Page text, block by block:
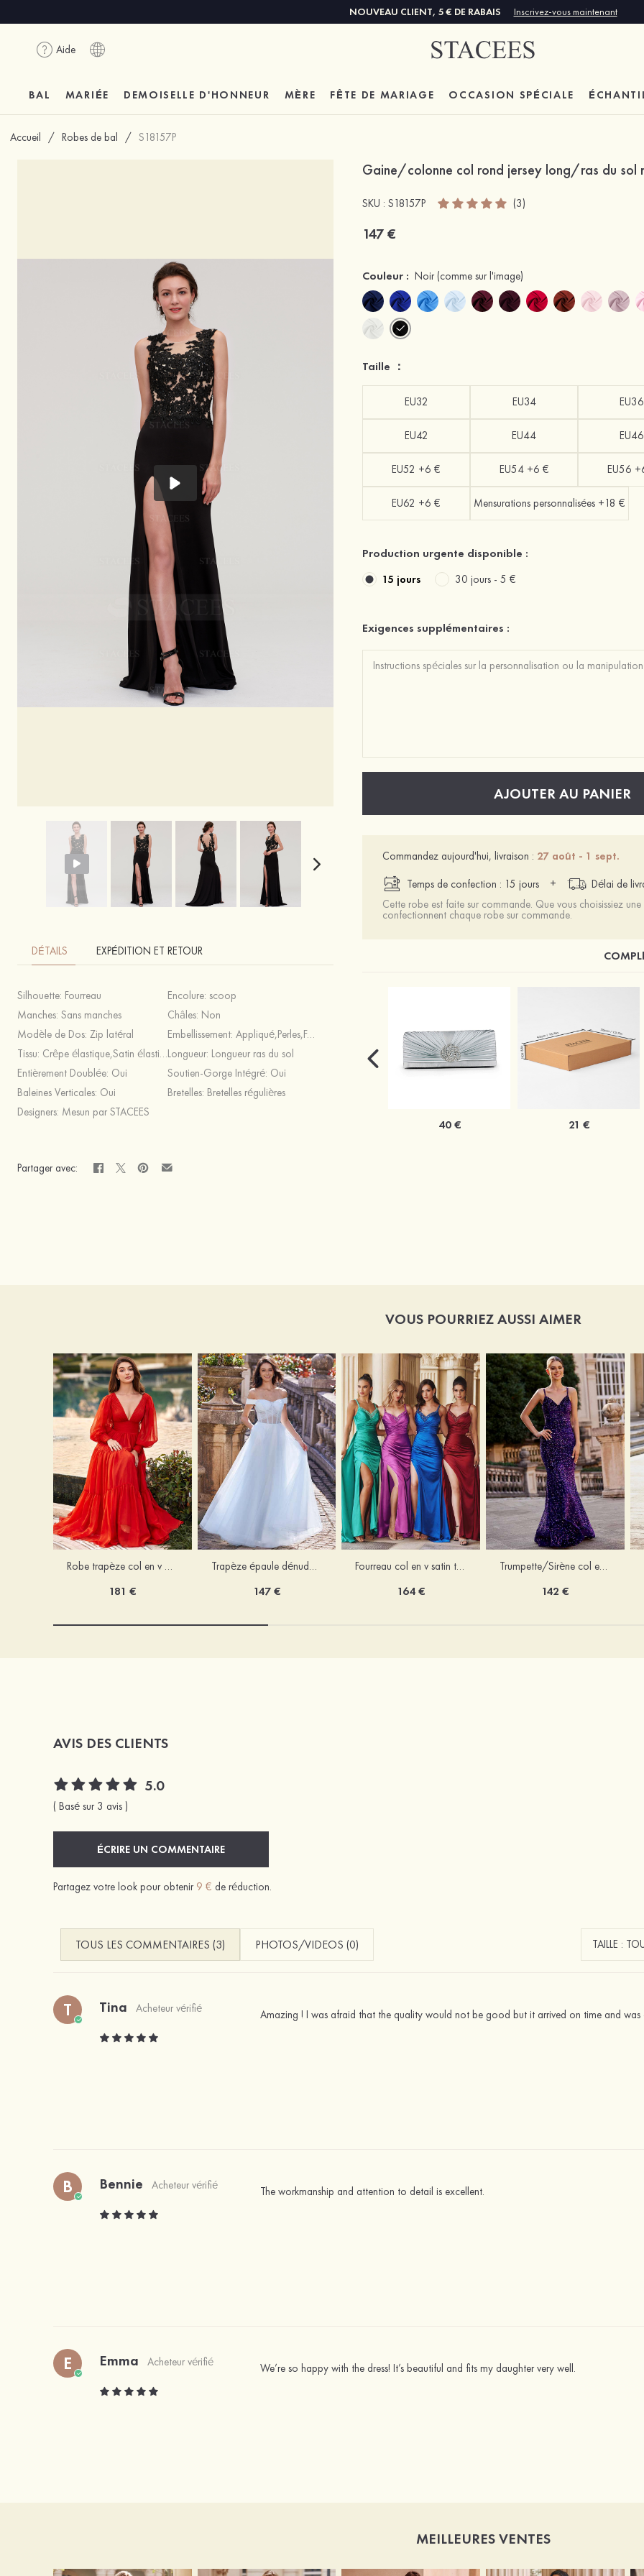
NOUVEAU CLIENT, 5 € DE RABAIS Inscrivez-vous maintenant
Aide
BAL MARIÉE DEMOISELLE D'HONNEUR MÈRE FÊTE DE MARIAGE OCCASION SPÉCIALE
Accueil / Robes de bal / S18157P
DÉTAILS EXPÉDITION ET RETOUR
Silhouette: Fourreau Encolure: scoop
Manches: Sans manches Châles: Non
Modèle de Dos: Zip latéral Embellissement: Appliqué,Perles,Fendue
Tissu: Crêpe élastique,Satin élastique Longueur: Longueur ras du sol
Entièrement Doublée: Oui Soutien-Gorge Intégré: Oui
Baleines Verticales: Oui Bretelles: Bretelles régulières
Designers: Mesun par STACEES
Partager avec:
Gaine/colonne col rond jersey long/ras du sol
SKU : S18157P (3)
147 €
Couleur : Noir (comme sur l'image)
Taille ：
EU32 EU34 EU36
EU42 EU44 EU46
EU52 +6 € EU54 +6 € EU56
EU62 +6 € Mensurations personnalisées +18 €
Production urgente disponible :
15 jours 30 jours - 5 €
Exigences supplémentaires :
AJOUTER AU PANIER
Commandez aujourd'hui, livraison : 27 août - 1 sept.
Temps de confection : 15 jours
+ Délai de
Cette robe est faite sur commande. Que vous choisissiez
confectionnent chaque robe sur commande.
40 € 21 €
VOUS POURRIEZ AUSSI AIMER
Robe trapèze col en v mousseline ras du sol robe de bal
181 €
Trapèze épaule dénudée tulle ras du sol robe de bal
147 €
Fourreau col en v satin traîne balayage robe de bal
164 €
Trumpette/Sirène col en v velours paillettes traîne balayage robe de bal
142 €
AVIS DES CLIENTS
5.0
( Basé sur 3 avis )
ÉCRIRE UN COMMENTAIRE
Partagez votre look pour obtenir 9 € de réduction.
TOUS LES COMMENTAIRES (3) PHOTOS/VIDEOS (0)
T Tina Acheteur vérifié Amazing ! I was afraid that the quality would not be good but it arrived on time and was
B Bennie Acheteur vérifié The workmanship and attention to detail is excellent.
E Emma Acheteur vérifié We’re so happy with the dress! It’s beautiful and fits my daughter very well.
MEILLEURES VENTES